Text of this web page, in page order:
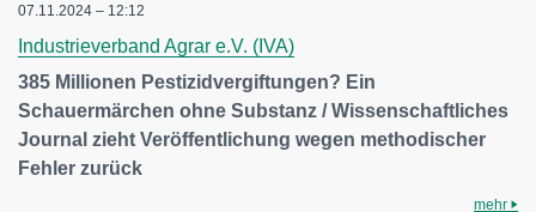
07.11.2024 – 12:12
Industrieverband Agrar e.V. (IVA)
385 Millionen Pestizidvergiftungen? Ein
Schauermärchen ohne Substanz / Wissenschaftliches
Journal zieht Veröffentlichung wegen methodischer
Fehler zurück
mehr